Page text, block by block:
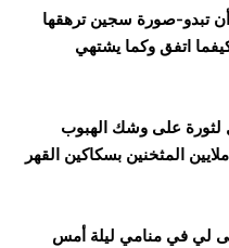
تبدو-صورة سجين ترهقها
اتفق وكما يشتهي
لثورة على وشك الهبوب
المثخنين بسكاكين القهر
لي في منامي ليلة أمس